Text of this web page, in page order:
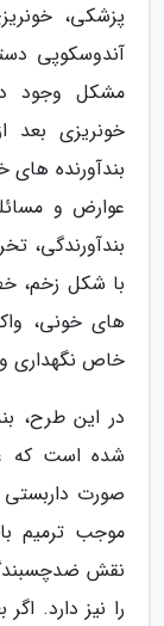
پزشکی،
آندوسکوپی
مشکل وجود
خونریزی بعد
بندآورنده های
عوارض و
بندآورندگی،
با شکل زخم،
های خونی،
خاص نگهداری و
در این طرح،
شده است که
صورت
موجب ترمیم
نقش
را نیز دارد.